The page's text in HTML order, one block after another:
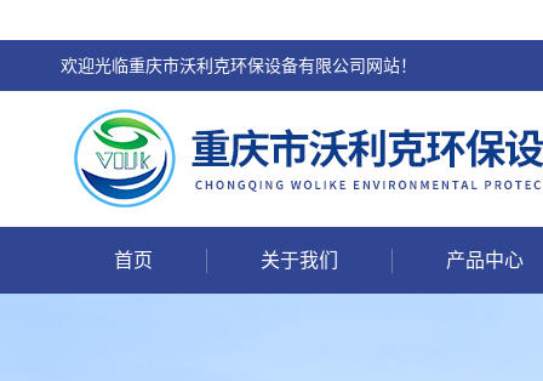
欢迎光临重庆市沃利克环保设备有限公司网站！
首页 关于我们 产品中心